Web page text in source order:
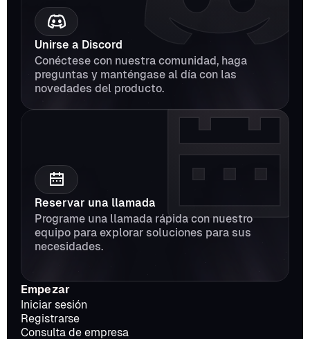
Unirse a Discord
Conéctese con nuestra comunidad, haga
preguntas y manténgase al día con las
novedades del producto.
Reservar una llamada
Programe una llamada rápida con nuestro
equipo para explorar soluciones para sus
necesidades.
Empezar
Iniciar sesión
Registrarse
Consulta de empresa